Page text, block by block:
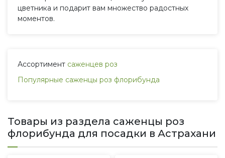
цветника и подарит вам множество радостных
моментов.
Ассортимент саженцев роз
Популярные саженцы роз флорибунда
Товары из раздела саженцы роз
флорибунда для посадки в Астрахани